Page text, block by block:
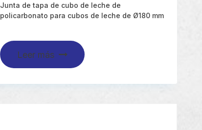
Junta de tapa de cubo de leche de
policarbonato para cubos de leche de Ø180 mm
Leer más